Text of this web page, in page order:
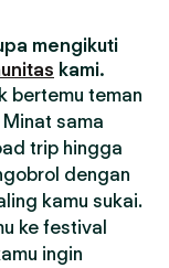
mengikuti
kami.
bertemu teman
sama
trip hingga
dengan
kamu sukai.
ke festival
ingin